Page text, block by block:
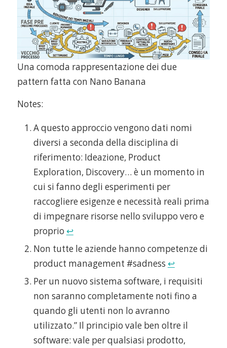
Una comoda rappresentazione dei due
pattern fatta con Nano Banana
Notes:
A questo approccio vengono dati nomi
diversi a seconda della disciplina di
riferimento: Ideazione, Product
Exploration, Discovery… è un momento in
cui si fanno degli esperimenti per
raccogliere esigenze e necessità reali prima
di impegnare risorse nello sviluppo vero e
proprio ↩
Non tutte le aziende hanno competenze di
product management #sadness ↩
Per un nuovo sistema software, i requisiti
non saranno completamente noti fino a
quando gli utenti non lo avranno
utilizzato.” Il principio vale ben oltre il
software: vale per qualsiasi prodotto,